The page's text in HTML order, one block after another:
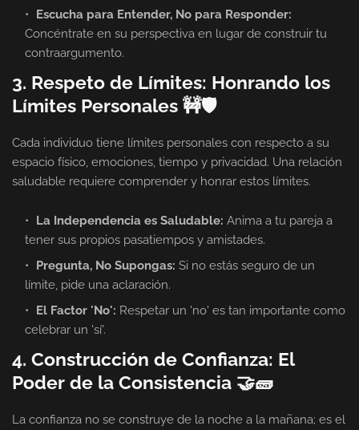
Escucha para Entender, No para Responder:
Concéntrate en su perspectiva en lugar de construir tu
contraargumento.
3. Respeto de Límites: Honrando los
Límites Personales 🚧🛡️
Cada individuo tiene límites personales con respecto a su
espacio físico, emociones, tiempo y privacidad. Una relación
saludable requiere comprender y honrar estos límites.
La Independencia es Saludable: Anima a tu pareja a
tener sus propios pasatiempos y amistades.
Pregunta, No Supongas: Si no estás seguro de un
límite, pide una aclaración.
El Factor 'No': Respetar un 'no' es tan importante como
celebrar un 'sí'.
4. Construcción de Confianza: El
Poder de la Consistencia 🤝🧱
La confianza no se construye de la noche a la mañana; es el